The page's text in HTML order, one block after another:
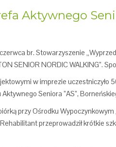
Aktywnego
br. Stowarzyszenie
SENIOR NORDIC WALKING”.
w imprezie uczestniczyło
Seniora ”AS”,
przy Ośrodku
przeprowadził krótkie